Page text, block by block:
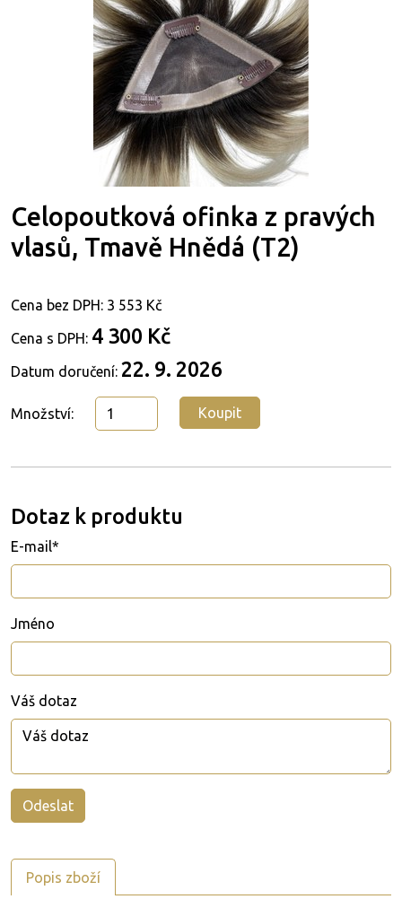
Celopoutková ofinka z pravých
vlasů, Tmavě Hnědá (T2)
Cena bez DPH: 3 553 Kč
Cena s DPH: 4 300 Kč
Datum doručení: 22. 9. 2026
Množství: Koupit
Dotaz k produktu
E-mail*
Jméno
Váš dotaz
Popis zboží